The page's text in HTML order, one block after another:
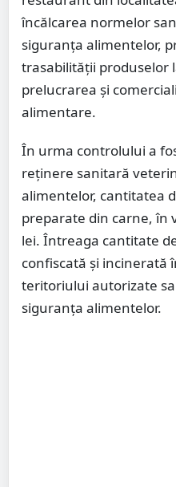
încălcarea normelor
siguranța alimentelor,
trasabilității produselor
prelucrarea și
alimentare.
În urma controlului a
reținere sanitară
alimentelor, cantitatea
preparate din carne, în
lei. Întreaga cantitate
confiscată și incinerată
teritoriului autorizate
siguranța alimentelor.